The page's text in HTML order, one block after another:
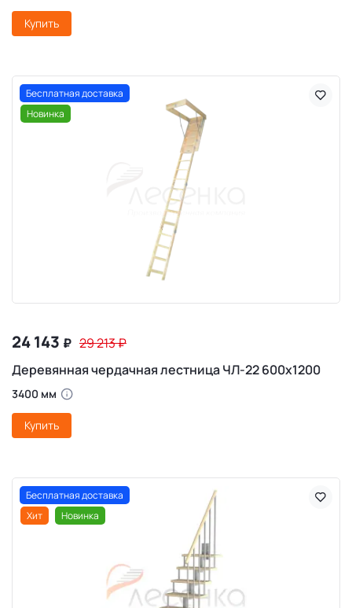
Купить
Бесплатная доставка
Новинка
24 143 ₽ 29 213₽
Деревянная чердачная лестница ЧЛ-22 600х1200
3400 мм
Купить
Бесплатная доставка
Хит
Новинка